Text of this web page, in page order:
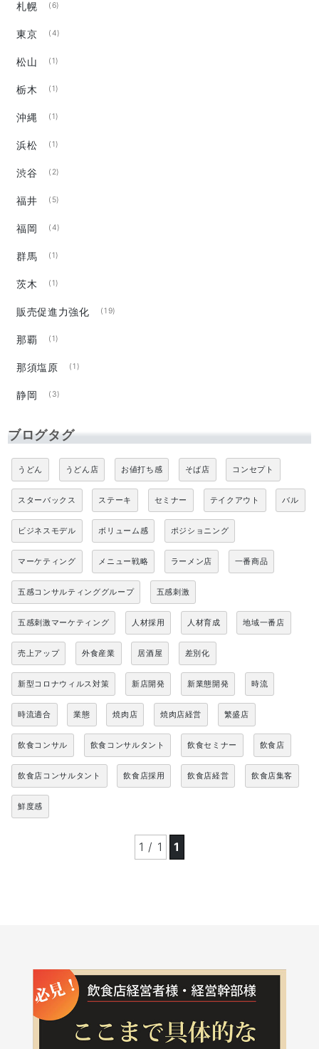
札幌 (6)
東京 (4)
松山 (1)
栃木 (1)
沖縄 (1)
浜松 (1)
渋谷 (2)
福井 (5)
福岡 (4)
群馬 (1)
茨木 (1)
販売促進力強化 (19)
那覇 (1)
那須塩原 (1)
静岡 (3)
ブログタグ
うどん うどん店 お値打ち感 そば店 コンセプト
スターバックス ステーキ セミナー テイクアウト バル
ビジネスモデル ボリューム感 ポジショニング
マーケティング メニュー戦略 ラーメン店 一番商品
五感コンサルティンググループ 五感刺激
五感刺激マーケティング 人材採用 人材育成 地域一番店
売上アップ 外食産業 居酒屋 差別化
新型コロナウィルス対策 新店開発 新業態開発 時流
時流適合 業態 焼肉店 焼肉店経営 繁盛店
飲食コンサル 飲食コンサルタント 飲食セミナー 飲食店
飲食店コンサルタント 飲食店採用 飲食店経営 飲食店集客
鮮度感
1 / 1 1